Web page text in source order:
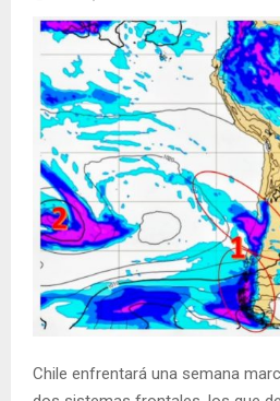
M
UChile enfrentará una semana